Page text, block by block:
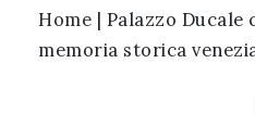
Home | Palazzo Ducale
memoria storica
cultura